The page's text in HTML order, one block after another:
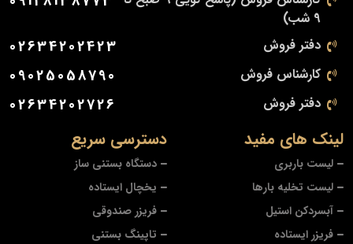
دسترسی سریع
دستگاه بستنی ساز
یخچال ایستاده
فریزر صندوقی
تاپینگ بستنی
لینک های مفید
لیست باربری
لیست تخلیه بارها
آبسردکن استیل
فریزر ایستاده
9 شب)
دفتر فروش 02634202423
کارشناس فروش 09025058790
دفتر فروش 02634202726